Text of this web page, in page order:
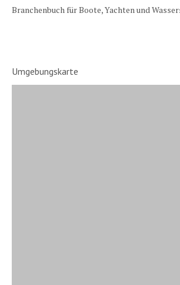
Branchenbuch für Boote, Yachten und
Umgebungskarte